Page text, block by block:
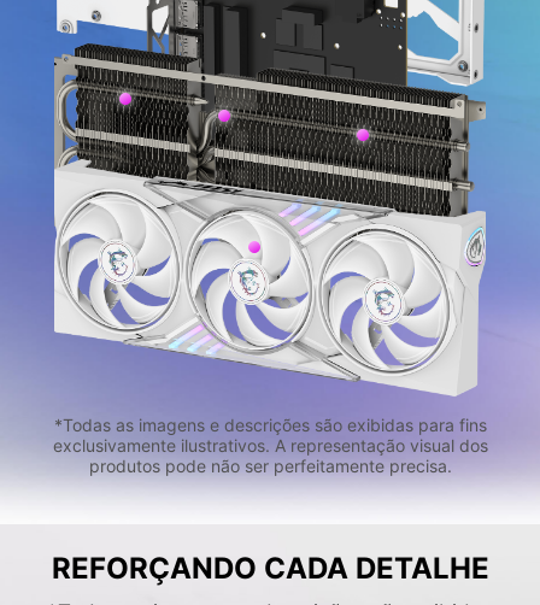
*Todas as imagens e descrições são exibidas para fins
exclusivamente ilustrativos. A representação visual dos
produtos pode não ser perfeitamente precisa.
REFORÇANDO CADA DETALHE